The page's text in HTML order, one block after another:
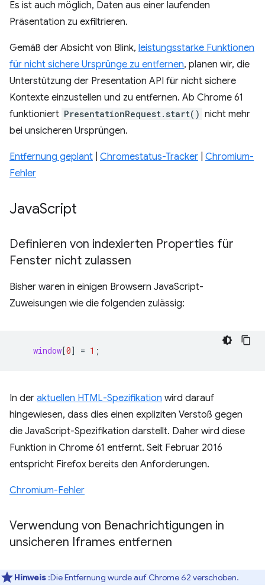
Es ist auch möglich, Daten aus einer laufenden
Präsentation zu exfiltrieren.
Gemäß der Absicht von Blink, leistungsstarke Funktionen
für nicht sichere Ursprünge zu entfernen, planen wir, die
Unterstützung der Presentation API für nicht sichere
Kontexte einzustellen und zu entfernen. Ab Chrome 61
funktioniert PresentationRequest.start() nicht mehr
bei unsicheren Ursprüngen.
Entfernung geplant Chromestatus-Tracker Chromium-
Fehler
JavaScript
Definieren von indexierten Properties für
Fenster nicht zulassen
Bisher waren in einigen Browsern JavaScript-
Zuweisungen wie die folgenden zulässig:
window[0] = 1 ;
In der aktuellen HTML-Spezifikation wird darauf
hingewiesen, dass dies einen expliziten Verstoß gegen
die JavaScript-Spezifikation darstellt. Daher wird diese
Funktion in Chrome 61 entfernt. Seit Februar 2016
entspricht Firefox bereits den Anforderungen.
Chromium-Fehler
Verwendung von Benachrichtigungen in
unsicheren Iframes entfernen
Hinweis :Die Entfernung wurde auf Chrome 62 verschoben.